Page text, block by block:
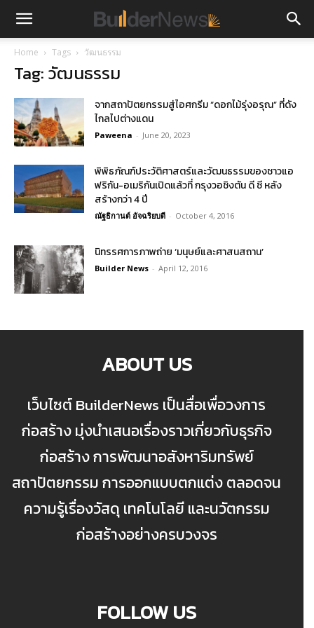
Home Tags วัฒนธรรม
Tag: วัฒนธรรม
จากสถาปัตยกรรมสู่ไอศกรีม “ดอกไม้รุ่งอรุณ” ที่ดัง
ไกลไปต่างแดน
Paweena - June 20, 2023
พิพิธภัณฑ์ประวัติศาสตร์และวัฒนธรรมของชาวแอ
ฟริกัน-อเมริกันเปิดแล้วที่ กรุงวอชิงตัน ดี ซี หลัง
สร้างกว่า 4 ปี
ณัฐธิกานต์ อัจฉริยบดี - October 4, 2016
นิทรรศการภาพถ่าย ‘มนุษย์และศาสนสถาน’
Builder News - April 12, 2016
ABOUT US
เว็บไซต์ BuilderNews เป็นสื่อเพื่อวงการ
ก่อสร้าง มุ่งนำเสนอเรื่องราวเกี่ยวกับธุรกิจ
ก่อสร้าง การพัฒนาอสังหาริมทรัพย์
สถาปัตยกรรม การออกแบบตกแต่ง ตลอดจน
ความรู้เรื่องวัสดุ เทคโนโลยี และนวัตกรรม
ก่อสร้างอย่างครบวงจร
FOLLOW US